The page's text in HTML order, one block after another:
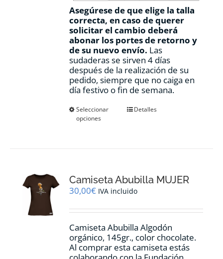
Asegúrese de que elige la talla
correcta, en caso de querer
solicitar el cambio deberá
abonar los portes de retorno y
de su nuevo envío. Las
sudaderas se sirven 4 días
después de la realización de su
pedido, siempre que no caiga en
día festivo o fin de semana.
Seleccionar
opciones
Este
se
pueden
en
página
de
producto
Detalles
Camiseta Abubilla MUJER
30,00€ IVA incluido
Camiseta Abubilla Algodón
orgánico, 145gr., color chocolate.
Al comprar esta camiseta estás